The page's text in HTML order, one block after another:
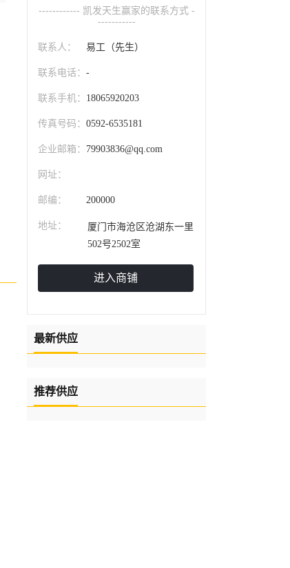
------------ 凯发天生赢家的联系方式 -
-----------
联系人： 易工（先生）
联系电话： -
联系手机： 18065920203
传真号码： 0592-6535181
企业邮箱： 79903836@qq.com
网址：
邮编： 200000
地址：
厦门市海沧区沧湖东一里
502号2502室
进入商铺
最新供应
推荐供应